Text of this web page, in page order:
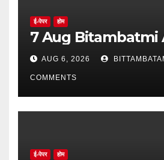
ई-पेपर होम
7 Aug
AUG 6, 2026
COMMENTS
ई-पेपर होम